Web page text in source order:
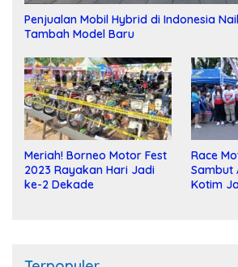
Penjualan Mobil Hybrid di Indonesia
Tambah Model Baru
Meriah! Borneo Motor Fest
2023 Rayakan Hari Jadi
ke-2 Dekade
Race
Sambut
Kotim